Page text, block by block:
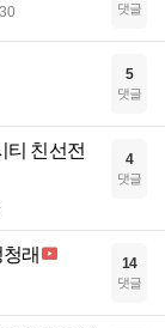
댓글
5
댓글
티 친선전
4
댓글
래 14
댓글